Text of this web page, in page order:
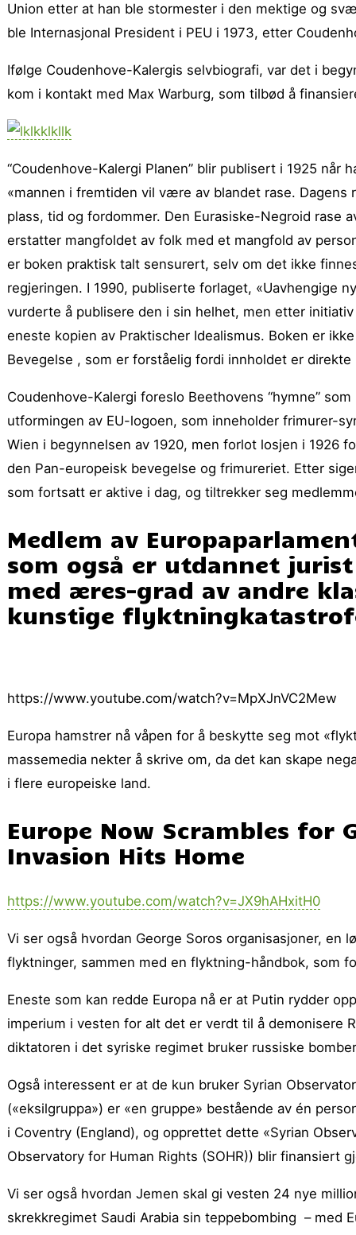
Union etter at han ble stormester i den mektige og
ble Internasjonal President i PEU i 1973, etter
Ifølge Coudenhove-Kalergis selvbiografi, var det i
kom i kontakt med Max Warburg, som tilbød å
“Coudenhove-Kalergi Planen” blir publisert i 1925 når
«mannen i fremtiden vil være av blandet rase.
plass, tid og fordommer. Den Eurasiske-Negroid rase
erstatter mangfoldet av folk med et mangfold av
er boken praktisk talt sensurert, selv om det ikke
regjeringen. I 1990, publiserte forlaget, «Uavhengige
vurderte å publisere den i sin helhet, men etter
eneste kopien av Praktischer Idealismus. Boken er
Bevegelse , som er forståelig fordi innholdet er
Coudenhove-Kalergi foreslo Beethovens “hymne”
utformingen av EU-logoen, som inneholder frimurer-
Wien i begynnelsen av 1920, men forlot losjen i 1926
den Pan-europeisk bevegelse og frimureriet. Etter
som fortsatt er aktive i dag, og tiltrekker seg
Medlem av
som også er utdannet
med æres-grad av andre
kunstige
https://www.youtube.com/watch?v=MpXJnVC2Mew
Europa hamstrer nå våpen for å beskytte seg mot
massemedia nekter å skrive om, da det kan skape
i flere europeiske land.
Europe Now Scrambles for
Invasion Hits Home
https://www.youtube.com/watch?v=JX9hAHxitH0
Vi ser også hvordan George Soros organisasjoner, en
flyktninger, sammen med en flyktning-håndbok, som
Eneste som kan redde Europa nå er at Putin rydder
imperium i vesten for alt det er verdt til å demonisere
diktatoren i det syriske regimet bruker russiske
Også interessent er at de kun bruker Syrian
(«eksilgruppa») er «en gruppe» bestående av én
i Coventry (England), og opprettet dette «Syrian
Observatory for Human Rights (SOHR)) blir finansiert
Vi ser også hvordan Jemen skal gi vesten 24 nye
skrekkregimet Saudi Arabia sin teppebombing – med